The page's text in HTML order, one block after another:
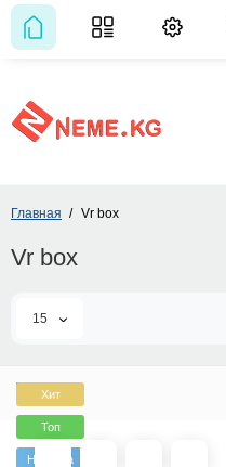
Главная Vr box
Vr box
15
Хит
Топ
Новинка